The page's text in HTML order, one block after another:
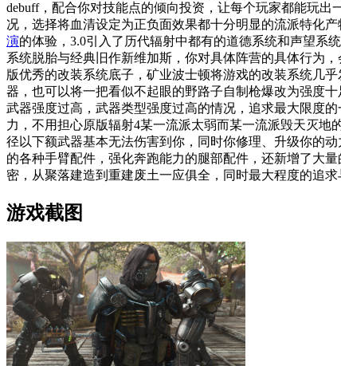
debuff，配合你对技能点的倾向投资，让每个玩家都能玩
况，选择将血清设定为正负面效果都十分明显的流派特化
演的体验，3.0引入了历代辐射中都有的道德系统和声望系
系统脱胎与经典旧作新维加斯，你对具体阵营的具体行为
版优秀的改装系统底子，矿业波士顿将游戏的改装系统几
器，也可以将一把看似不起眼的野路子自制枪爆改为强度
武器强度过高，武器类型强度过高的情况，追求最大限度
力，不用担心原版辐射4某一流派太弱而某一流派毁天灭地
径以下额武器基本无法伤害到你，同时你修理、升级你的
的各种手臂配件，强化奔跑能力的腿部配件，还新增了大
密，从聚落建造到重建废土一应俱全，同时最大程度的追求
游戏截图